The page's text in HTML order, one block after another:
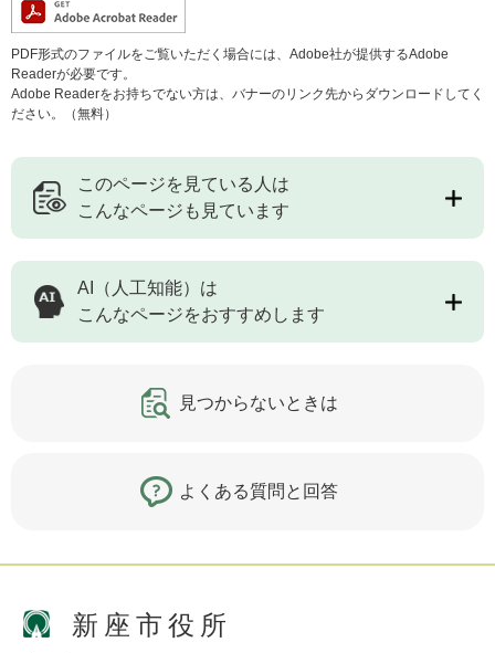
PDF形式のファイルをご覧いただく場合には、Adobe社が提供するAdobe
Readerが必要です。
Adobe Readerをお持ちでない方は、バナーのリンク先からダウンロードしてく
ださい。（無料）
このページを見ている人は
こんなページも見ています
AI（人工知能）は
こんなページをおすすめします
見つからないときは
よくある質問と回答
新座市役所